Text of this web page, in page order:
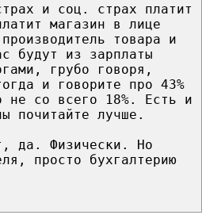
и соц. страх платит
магазин в лице
товара и
будут из зарплаты
грубо говоря,
и говорите про 43%
не со всего 18%. Есть и
почитайте лучше.
да. Физически. Но
просто бухгалтерию